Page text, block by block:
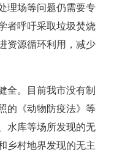
理场等问题仍需要专
者呼吁采取垃圾焚烧
资源循环利用，减少
全。目前我市没有制
的《动物防疫法》等
水库等场所发现的无
乡村地界发现的无主